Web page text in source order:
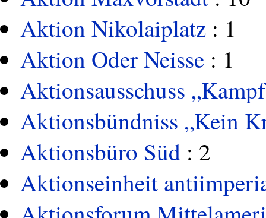
Aktion Nikolaiplatz : 1
Aktion Oder Neisse : 1
Aktionsausschuss
Aktionsbündniss „Kein
Aktionsbüro Süd : 2
Aktionseinheit